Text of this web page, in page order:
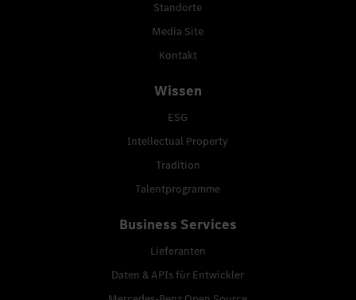
Standorte
Media Site
Kontakt
Wissen
ESG
Intellectual Property
Tradition
Talentprogramme
Business Services
Lieferanten
Daten & APIs für Entwickler